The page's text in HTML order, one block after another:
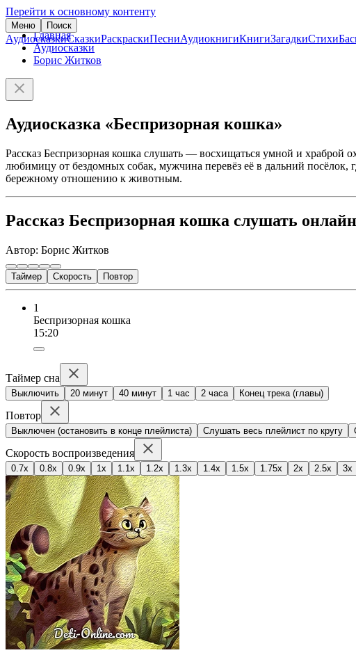
Перейти к основному контенту
Меню Поиск
АудиосказкиСказкиРаскраскиПесниАудиокнигиКнигиЗагадкиСтихи
Главная
Аудиосказки
Борис Житков
Аудиосказка «Беспризорная кошка»
Рассказ Беспризорная кошка слушать — восхищаться умной и
любимицу от бездомных собак, мужчина перевёз её в дальний посёлок,
бережному отношению к животным.
Рассказ Беспризорная кошка слушать онлайн
Автор: Борис Житков
Таймер Скорость Повтор
1
Беспризорная кошка
15:20
Таймер сна
Выключить 20 минут 40 минут 1 час 2 часа Конец трека (главы)
Повтор
Выключен (остановить в конце плейлиста) Слушать весь плейлист по кругу
Скорость воспроизведения
0.7x 0.8x 0.9x 1x 1.1x 1.2x 1.3x 1.4x 1.5x 1.75x 2x 2.5x 3x